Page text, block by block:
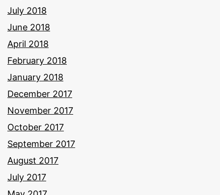
July 2018
June 2018
April 2018
February 2018
January 2018
December 2017
November 2017
October 2017
September 2017
August 2017
July 2017